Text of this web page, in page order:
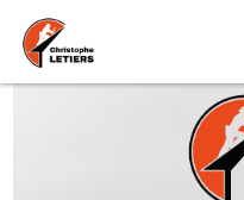
Panneau de gestion des